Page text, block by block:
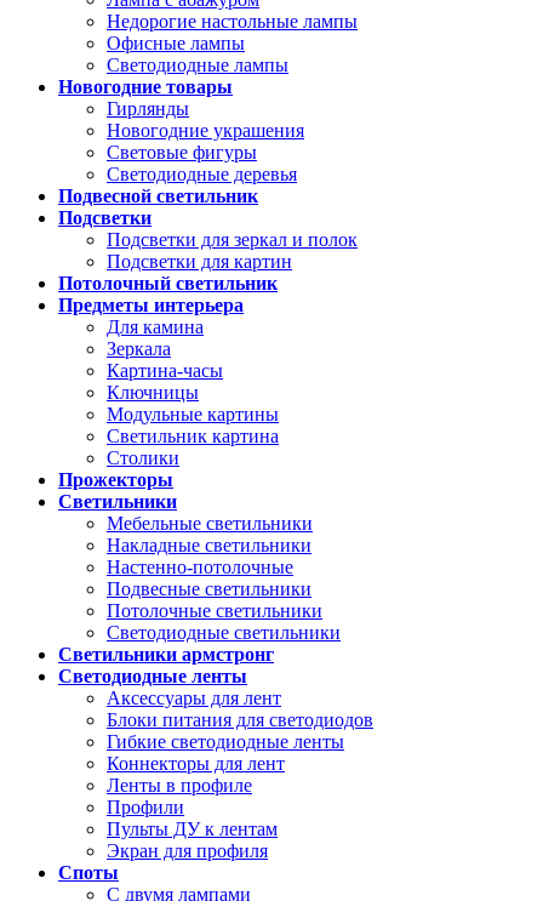
Недорогие настольные лампы
Офисные лампы
Светодиодные лампы
Новогодние товары
Гирлянды
Новогодние украшения
Световые фигуры
Светодиодные деревья
Подвесной светильник
Подсветки
Подсветки для зеркал и полок
Подсветки для картин
Потолочный светильник
Предметы интерьера
Для камина
Зеркала
Картина-часы
Ключницы
Модульные картины
Светильник картина
Столики
Прожекторы
Светильники
Мебельные светильники
Накладные светильники
Настенно-потолочные
Подвесные светильники
Потолочные светильники
Светодиодные светильники
Светильники армстронг
Светодиодные ленты
Аксессуары для лент
Блоки питания для светодиодов
Гибкие светодиодные ленты
Коннекторы для лент
Ленты в профиле
Профили
Пульты ДУ к лентам
Экран для профиля
Споты
С двумя лампами